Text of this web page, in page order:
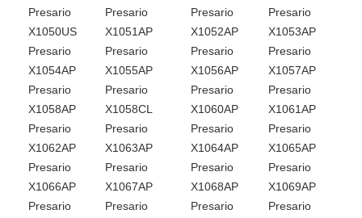
Presario
X1050US
Presario
X1051AP
Presario
X1052AP
Presario
X1053AP
Presario
X1054AP
Presario
X1055AP
Presario
X1056AP
Presario
X1057AP
Presario
X1058AP
Presario
X1058CL
Presario
X1060AP
Presario
X1061AP
Presario
X1062AP
Presario
X1063AP
Presario
X1064AP
Presario
X1065AP
Presario
X1066AP
Presario
X1067AP
Presario
X1068AP
Presario
X1069AP
Presario
Presario
Presario
Presario